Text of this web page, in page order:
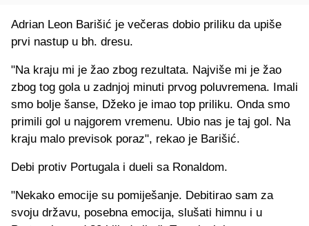
Adrian Leon Barišić je večeras dobio priliku da upiše
prvi nastup u bh. dresu.
"Na kraju mi je žao zbog rezultata. Najviše mi je žao
zbog tog gola u zadnjoj minuti prvog poluvremena. Imali
smo bolje šanse, Džeko je imao top priliku. Onda smo
primili gol u najgorem vremenu. Ubio nas je taj gol. Na
kraju malo previsok poraz", rekao je Barišić.
Debi protiv Portugala i dueli sa Ronaldom.
"Nekako emocije su pomiješanje. Debitirao sam za
svoju državu, posebna emocija, slušati himnu i u